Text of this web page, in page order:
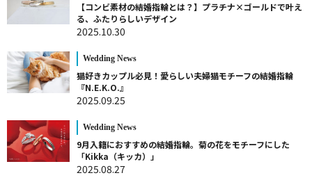
【コンビ素材の結婚指輪とは？】プラチナ×ゴールドで叶え
る、ふたりらしいデザイン
2025.10.30
Wedding News
猫好きカップル必見！愛らしい夫婦猫モチーフの結婚指輪
『N.E.K.O.』
2025.09.25
Wedding News
9月入籍におすすめの結婚指輪。菊の花をモチーフにした
「Kikka（キッカ）」
2025.08.27